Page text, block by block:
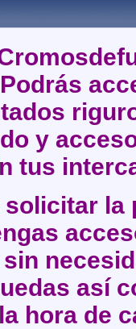
y
tus
solicitar
así
hora de